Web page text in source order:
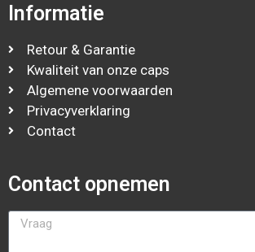
Informatie
Retour & Garantie
Kwaliteit van onze caps
Algemene voorwaarden
Privacyverklaring
Contact
Contact opnemen